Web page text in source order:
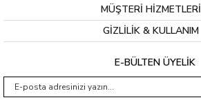
MÜŞTERİ HİZMETLERİ
GİZLİLİK & KULLANIM
E-BÜLTEN ÜYELİK